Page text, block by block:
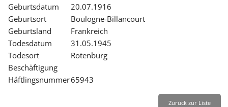
GESCHICHTE
BILDUNG
FORSCHUNG
SERVICE
Leichte Sprache
Geburtsdatum
20.07.1916
Geburtsort
Boulogne-Billancourt
Geburtsland
Frankreich
Todesdatum
31.05.1945
Todesort
Rotenburg
Beschäftigung
Häftlingsnummer65943
Zurück zur Liste